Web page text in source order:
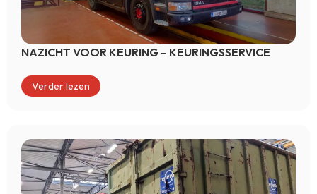
NAZICHT VOOR KEURING – KEURINGSSERVICE
Verder lezen